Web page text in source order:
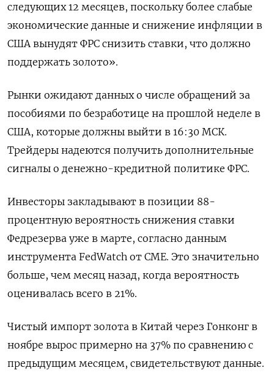
следующих 12 месяцев, поскольку более слабые
экономические данные и снижение инфляции в
США вынудят ФРС снизить ставки, что должно
поддержать золото».
Рынки ожидают данных о числе обращений за
пособиями по безработице на прошлой неделе в
США, которые должны выйти в 16:30 МСК.
Трейдеры надеются получить дополнительные
сигналы о денежно-кредитной политике ФРС.
Инвесторы закладывают в позиции 88-
процентную вероятность снижения ставки
Федрезерва уже в марте, согласно данным
инструмента FedWatch от CME. Это значительно
больше, чем месяц назад, когда вероятность
оценивалась всего в 21%.
Чистый импорт золота в Китай через Гонконг в
ноябре вырос примерно на 37% по сравнению с
предыдущим месяцем, свидетельствуют данные.